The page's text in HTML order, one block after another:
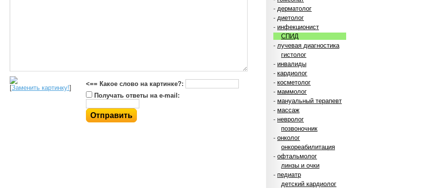
- дерматолог
- диетолог
- инфекционист
СПИД
- лучевая диагностика
гистолог
- инвалиды
- кардиолог
- косметолог
- маммолог
- мануальный терапевт
- массаж
- невролог
позвоночник
- онколог
онкореабилитация
- офтальмолог
линзы и очки
- педиатр
детский кардиолог
[Заменить картинку!]
<== Какое слово на картинке?:
Получать ответы на e-mail: